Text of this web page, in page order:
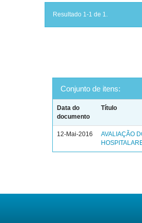
Resultado 1-1 de 1.
Conjunto de itens:
Data do
documento
Título
12-Mai-2016
AVALIAÇÃO